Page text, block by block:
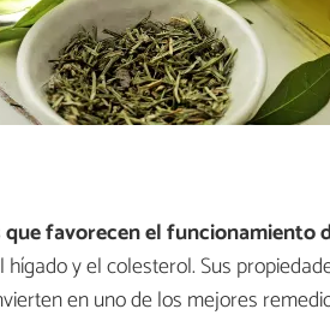
favorecen el funcionamiento
y el colesterol. Sus
en uno de los mejores